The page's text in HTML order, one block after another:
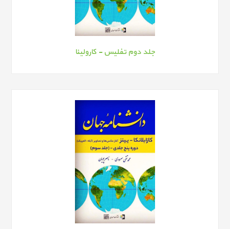
جلد دوم تفلیس - کارولینا